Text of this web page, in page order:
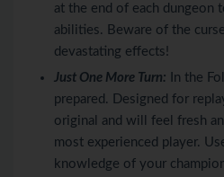
at the end of each dungeon
abilities. Beware of the
devastating effects!
Just One More Turn: In the
prepared. Designed for
original and will feel fresh
most experienced player.
knowledge of your